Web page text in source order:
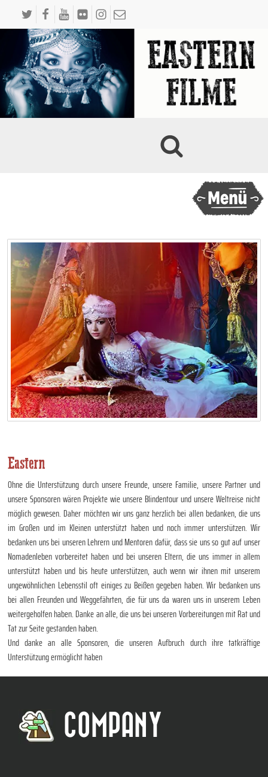
Eastern
Ohne die Unterstützung durch unsere Freunde, unsere Familie, unsere Partner und
unsere Sponsoren wären Projekte wie unsere Blindentour und unsere Weltreise nicht
möglich gewesen. Daher möchten wir uns ganz herzlich bei allen bedanken, die uns
im Großen und im Kleinen unterstützt haben und noch immer unterstützen. Wir
bedanken uns bei unseren Lehrern und Mentoren dafür, dass sie uns so gut auf unser
Nomadenleben vorbereitet haben und bei unseren Eltern, die uns immer in allem
unterstützt haben und bis heute unterstützen, auch wenn wir ihnen mit unserem
ungewöhnlichen Lebensstil oft einiges zu Beißen gegeben haben. Wir bedanken uns
bei allen Freunden und Weggefährten, die für uns da waren uns in unserem Leben
weitergeholfen haben. Danke an alle, die uns bei unseren Vorbereitungen mit Rat und
Tat zur Seite gestanden haben.
Und danke an alle Sponsoren, die unseren Aufbruch durch ihre tatkräftige
Unterstützung ermöglicht haben
COMPANY